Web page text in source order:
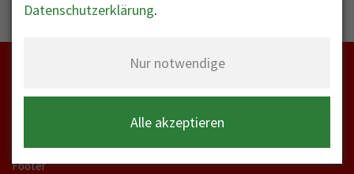
Kontakt Labels
Footer
Datenschutzerklärung.
Nur notwendige
Alle akzeptieren